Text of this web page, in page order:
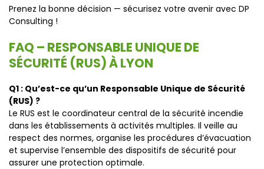
Prenez la bonne décision — sécurisez votre avenir avec DP
Consulting !
FAQ – RESPONSABLE UNIQUE DE
SÉCURITÉ (RUS) À LYON
Q1 : Qu’est-ce qu’un Responsable Unique de Sécurité
(RUS) ?
Le RUS est le coordinateur central de la sécurité incendie
dans les établissements à activités multiples. Il veille au
respect des normes, organise les procédures d’évacuation
et supervise l’ensemble des dispositifs de sécurité pour
assurer une protection optimale.